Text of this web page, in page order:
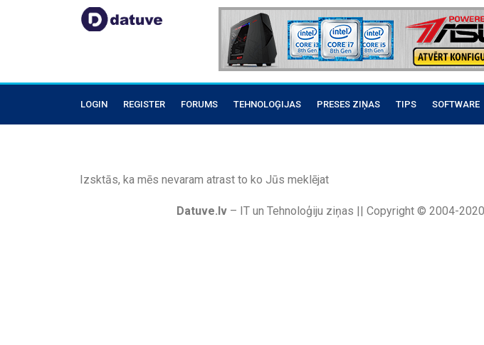
LOGIN REGISTER FORUMS TEHNOLOĢIJAS PRESES ZIŅAS TIPS SOFTWARE
Izsktās, ka mēs nevaram atrast to ko Jūs meklējat
Datuve.lv – IT un Tehnoloģiju ziņas || Copyright © 2004-